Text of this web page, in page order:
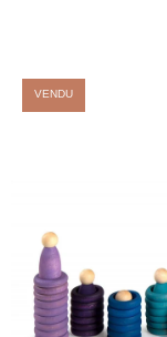
VENDU